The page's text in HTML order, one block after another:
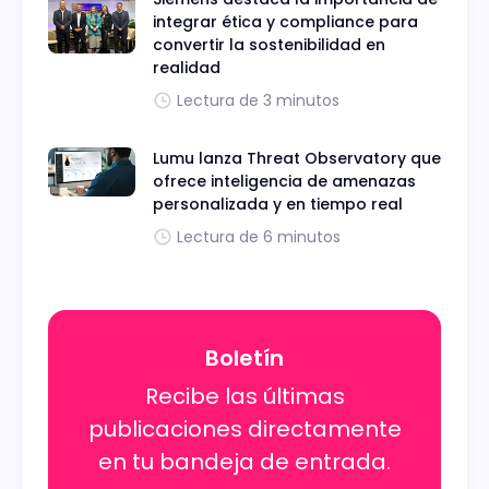
integrar ética y compliance para
convertir la sostenibilidad en
realidad
Lectura de 3 minutos
Lumu lanza Threat Observatory que
ofrece inteligencia de amenazas
personalizada y en tiempo real
Lectura de 6 minutos
Boletín
Recibe las últimas
publicaciones directamente
en tu bandeja de entrada.